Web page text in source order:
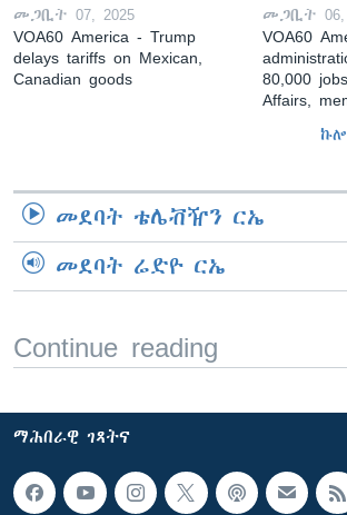
መጋቢት 07, 2025
VOA60 America - Trump
delays tariffs on Mexican,
Canadian goods
መጋቢት 06,
VOA60
80,000
Affairs,
መደባት ቴሌቭዥን ርኤ
መደባት ሬድዮ ርኤ
Continue reading
ማሕበራዊ ገጻትና